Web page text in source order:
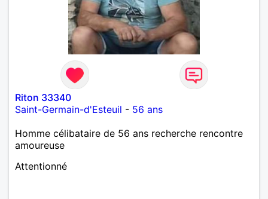
Riton 33340
Saint-Germain-d'Esteuil - 56 ans
Homme célibataire de 56 ans recherche rencontre
amoureuse
Attentionné